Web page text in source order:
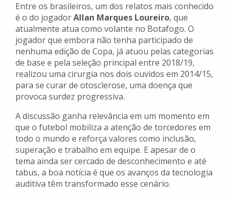
Entre os brasileiros, um dos relatos mais conhecido
é o do jogadorAllan Marques Loureiro, que
atualmente atua como volante no Botafogo. O
jogador que embora não tenha participado de
nenhuma edição de Copa, já atuou pelas categorias
de base e pela seleção principal entre 2018/19,
realizou uma cirurgia nos dois ouvidos em 2014/15,
para se curar de otosclerose, uma doença que
provoca surdez progressiva.
A discussão ganha relevância em um momento em
que o futebol mobiliza a atenção de torcedores em
todo o mundo e reforça valores como inclusão,
superação e trabalho em equipe. E apesar de o
tema ainda ser cercado de desconhecimento e até
tabus, a boa notícia é que os avanços da tecnologia
auditiva têm transformado esse cenário.